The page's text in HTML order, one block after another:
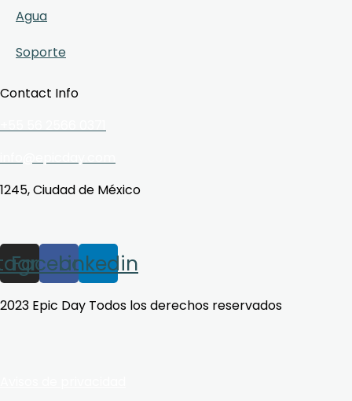
Agua
Soporte
Contact Info
1245, Ciudad de México
Facebook
Linkedin
2023 Epic Day Todos los derechos reservados